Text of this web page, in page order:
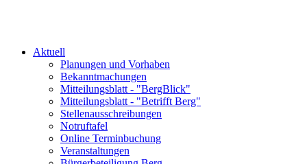
Aktuell
Planungen und Vorhaben
Bekanntmachungen
Mitteilungsblatt - "BergBlick"
Mitteilungsblatt - "Betrifft Berg"
Stellenausschreibungen
Notruftafel
Online Terminbuchung
Veranstaltungen